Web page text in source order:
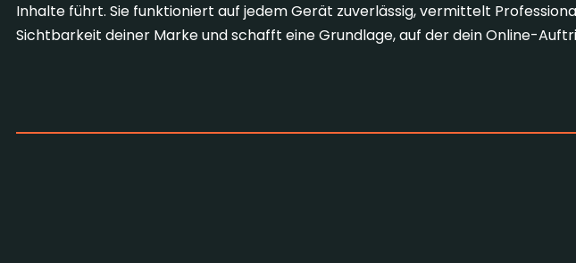
Inhalte führt. Sie funktioniert auf jedem Gerät zuverlässig, vermittelt
Sichtbarkeit deiner Marke und schafft eine Grundlage, auf der dein Online-